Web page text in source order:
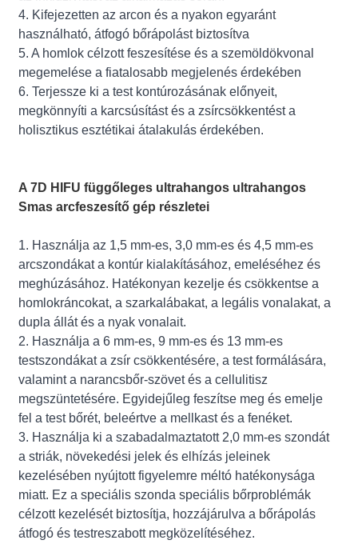
4. Kifejezetten az arcon és a nyakon egyaránt
használható, átfogó bőrápolást biztosítva
5. A homlok célzott feszesítése és a szemöldökvonal
megemelése a fiatalosabb megjelenés érdekében
6. Terjessze ki a test kontúrozásának előnyeit,
megkönnyíti a karcsúsítást és a zsírcsökkentést a
holisztikus esztétikai átalakulás érdekében.
A 7D HIFU függőleges ultrahangos ultrahangos
Smas arcfeszesítő gép részletei
1. Használja az 1,5 mm-es, 3,0 mm-es és 4,5 mm-es
arcszondákat a kontúr kialakításához, emeléséhez és
meghúzásához. Hatékonyan kezelje és csökkentse a
homlokráncokat, a szarkalábakat, a legális vonalakat, a
dupla állát és a nyak vonalait.
2. Használja a 6 mm-es, 9 mm-es és 13 mm-es
testszondákat a zsír csökkentésére, a test formálására,
valamint a narancsbőr-szövet és a cellulitisz
megszüntetésére. Egyidejűleg feszítse meg és emelje
fel a test bőrét, beleértve a mellkast és a fenéket.
3. Használja ki a szabadalmaztatott 2,0 mm-es szondát
a striák, növekedési jelek és elhízás jeleinek
kezelésében nyújtott figyelemre méltó hatékonysága
miatt. Ez a speciális szonda speciális bőrproblémák
célzott kezelését biztosítja, hozzájárulva a bőrápolás
átfogó és testreszabott megközelítéséhez.